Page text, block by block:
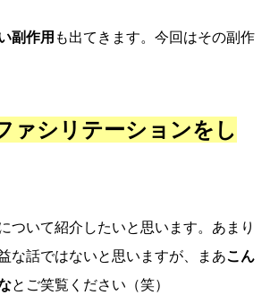
副作用 も出てきます。今回はその副作
ァシリテーションをし
ついて紹介したいと思います。あまり
な話ではないと思いますが、まあこん
とご笑覧ください（笑）